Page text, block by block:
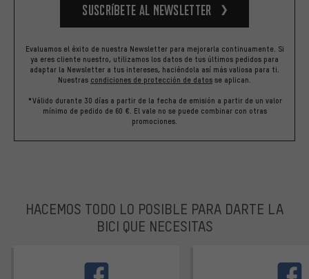
Suscríbete al newsletter
Evaluamos el éxito de nuestra Newsletter para mejorarla continuamente. Si
ya eres cliente nuestro, utilizamos los datos de tus últimos pedidos para
adaptar la Newsletter a tus intereses, haciéndola así más valiosa para ti.
Nuestras condiciones de protección de datos se aplican.
*Válido durante 30 días a partir de la fecha de emisión a partir de un valor
mínimo de pedido de 60 €. El vale no se puede combinar con otras
promociones.
HACEMOS TODO LO POSIBLE PARA DARTE LA
BICI QUE NECESITAS